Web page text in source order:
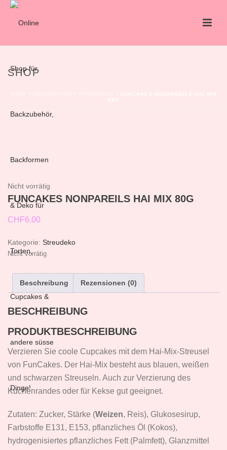
SHOP
Nicht vorrätig
FUNCAKES NONPAREILS HAI MIX 80G
CHF6.00
Kategorie: Streudeko
Nicht vorrätig
Beschreibung Rezensionen (0)
BESCHREIBUNG
PRODUKTBESCHREIBUNG
Verzieren Sie coole Cupcakes mit dem Hai-Mix-Streusel
von FunCakes. Der Hai-Mix besteht aus blauen, weißen
und schwarzen Streuseln. Auch zur Verzierung des
Kuchenrandes oder für Kekse gut geeignet.
Zutaten: Zucker, Stärke (Weizen, Reis), Glukosesirup,
Farbstoffe E131, E153, pflanzliches Öl (Kokos),
hydrogenisiertes pflanzliches Fett (Palmfett), Glanzmittel